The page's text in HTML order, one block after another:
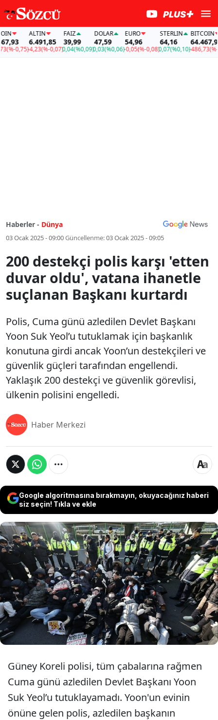
0,75)
ALTIN
6.491,85
-4,23(%-0,07)
FAİZ
39,99
0,04(%0,09)
DOLAR
47,59
0,03(%0,06)
EURO
54,96
-0,05(%-0,08)
STERLIN
64,16
0,07(%0,10)
BITCOIN
64.467,93
-486,73(%-
Haberler - Dünya
03 Ocak 2025 - 09:00Güncellenme:03 Ocak 2025 - 09:05
200 destekçi polis karşı 'etten
duvar oldu', vatana ihanetle
suçlanan Başkanı kurtardı
Polis, Cuma günü azledilen Devlet Başkanı
Yoon Suk Yeol’u tutuklamak için başkanlık
konutuna girdi ancak Yoon’un destekçileri ve
güvenlik güçleri tarafından engellendi.
Yaklaşık 200 destekçi ve güvenlik görevlisi,
ülkenin polisini engelledi.
Haber Merkezi
Google algoritmasına bırakmayın, okuyacağınız haberi
siz seçin! Tıkla ve ekle
Polis, Cuma günü azledilen Devlet Başkanı
Yoon Suk Yeol’u tutuklamak için başkanlık
konutuna girdi ancak Yoon’un destekçileri ve
güvenlik güçleri tarafından engellendi. Yaklaşık
200 destekçi ve güvenlik görevlisi, ülkenin
polisini engelledi.
Güney Koreli polisi, tüm çabalarına rağmen
Cuma günü azledilen Devlet Başkanı Yoon
Suk Yeol’u tutuklayamadı. Yoon'un evinin
önüne gelen polis, azledilen başkanın